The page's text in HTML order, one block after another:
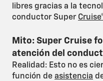
libres gracias a la
conductor Super
Mito: Super Cruise
atención del
Realidad: Esto no es
función de asistencia